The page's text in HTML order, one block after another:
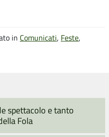
in Comunicati, Feste,
spettacolo e tanto
Fola